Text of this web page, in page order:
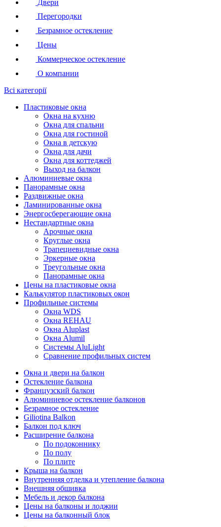
Двери
Перегородки
Безрамное остекление
Цены
Коммерческое остекление
О компании
Всі категорії
Пластиковые окна
Окна на кухню
Окна для спальни
Окна для гостиной
Окна в детскую
Окна для дачи
Окна для коттеджей
Выход на балкон
Алюминиевые окна
Панорамные окна
Раздвижные окна
Ламинированные окна
Энергосберегающие окна
Нестандартные окна
Арочные окна
Круглые окна
Трапециевидные окна
Эркерные окна
Треугольные окна
Панорамные окна
Цены на пластиковые окна
Калькулятор пластиковых окон
Профильные системы
Окна WDS
Окна REHAU
Окна Aluplast
Окна Alumil
Системы AluLight
Сравнение профильных систем
Окна и двери на балкон
Остекление балкона
Французский балкон
Алюминиевое остекление балконов
Безрамное остекление
Giliotina Balkon
Балкон под ключ
Расширение балкона
По подоконнику
По полу
По плите
Крыша на балкон
Внутренняя отделка и утепление балкона
Внешняя обшивка
Мебель и декор балкона
Цены на балконы и лоджии
Цены на балконный блок